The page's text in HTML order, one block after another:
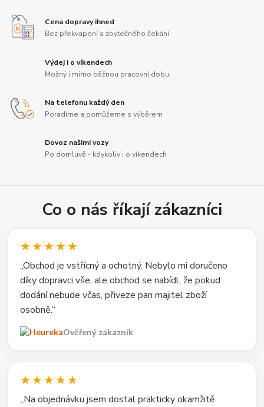
Cena dopravy ihned
Bez překvapení a zbytečného čekání
Výdej i o víkendech
Možný i mimo běžnou pracovní dobu
Na telefonu každý den
Poradíme a pomůžeme s výběrem
Dovoz našimi vozy
Po domluvě - kdykoliv i o víkendech
Co o nás říkají zákazníci
★★★★★
„Obchod je vstřícný a ochotný. Nebylo mi doručeno
díky dopravci vše, ale obchod se nabídl, že pokud
dodání nebude včas, přiveze pan majitel zboží
osobně.“
Ověřený zákazník
★★★★★
„Na objednávku jsem dostal prakticky okamžitě